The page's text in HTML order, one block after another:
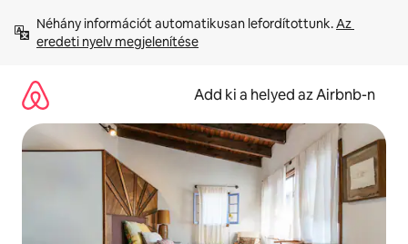
tartalomra
Néhány információt automatikusan lefordítottunk. Az
eredeti nyelv megjelenítése
Add ki a helyed az Airbnb-n